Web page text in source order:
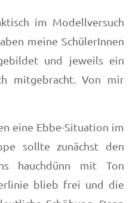
im Modellversuch
meine SchülerInnen
und jeweils ein
mitgebracht. Von mir
eine Ebbe-Situation im
sollte zunächst den
hauchdünn mit Ton
blieb frei und die